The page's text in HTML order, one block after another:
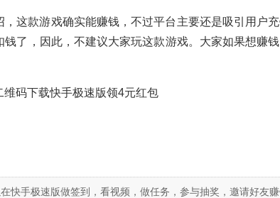
，这款游戏确实能赚钱，不过平台主要还是吸引用户
了，因此，不建议大家玩这款游戏。大家如果想赚
码下载快手极速版领4元红包
快手极速版做签到，看视频，做任务，参与抽奖，邀请好友赚